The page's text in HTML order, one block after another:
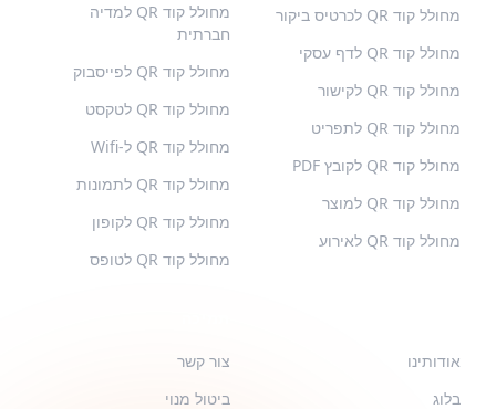
מחולל קוד QR לכרטיס ביקור
מחולל קוד QR לדף עסקי
מחולל קוד QR לקישור
מחולל קוד QR לתפריט
מחולל קוד QR לקובץ PDF
מחולל קוד QR למוצר
מחולל קוד QR לאירוע
מחולל קוד QR למדיה
חברתית
מחולל קוד QR לפייסבוק
מחולל קוד QR לטקסט
מחולל קוד QR ל-Wifi
מחולל קוד QR לתמונות
מחולל קוד QR לקופון
מחולל קוד QR לטופס
אודותינו
בלוג
צור קשר
ביטול מנוי